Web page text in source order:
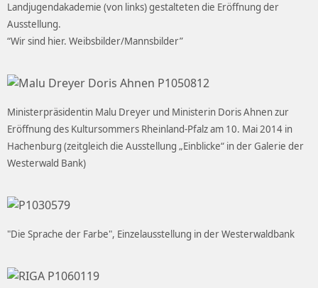
Landjugendakademie (von links) gestalteten die Eröffnung der
Ausstellung.
“Wir sind hier. Weibsbilder/Mannsbilder”
Ministerpräsidentin Malu Dreyer und Ministerin Doris Ahnen zur
Eröffnung des Kultursommers Rheinland-Pfalz am 10. Mai 2014 in
Hachenburg (zeitgleich die Ausstellung „Einblicke“ in der Galerie der
Westerwald Bank)
"Die Sprache der Farbe", Einzelausstellung in der Westerwaldbank